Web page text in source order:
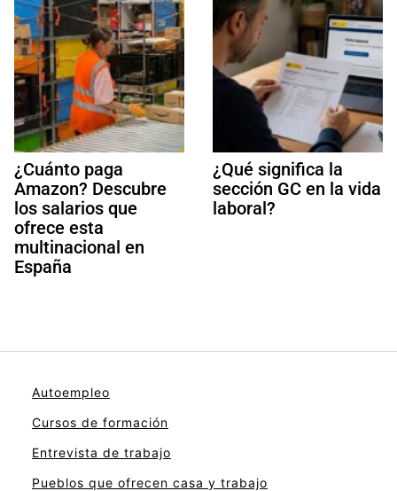
¿Cuánto paga
Amazon? Descubre
los salarios que
ofrece esta
multinacional en
España
¿Qué significa la
sección GC en la vida
laboral?
Autoempleo
Cursos de formación
Entrevista de trabajo
Pueblos que ofrecen casa y trabajo